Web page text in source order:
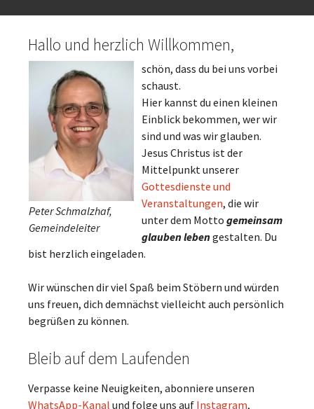
Hallo und herzlich Willkommen,
Peter Schmalzhaf,
Gemeindeleiter
schön, dass du bei uns vorbei
schaust.
Hier kannst du einen kleinen
Einblick bekommen, wer wir
sind und was wir glauben.
Jesus Christus ist der
Mittelpunkt unserer
Gottesdienste und
Veranstaltungen, die wir
unter dem Motto gemeinsam
glauben lebengestalten. Du
bist herzlich eingeladen.
Wir wünschen dir viel Spaß beim Stöbern und würden
uns freuen, dich demnächst vielleicht auch persönlich
begrüßen zu können.
Bleib auf dem Laufenden
Verpasse keine Neuigkeiten, abonniere unseren
WhatsApp-Kanal und folge uns auf Instagram,